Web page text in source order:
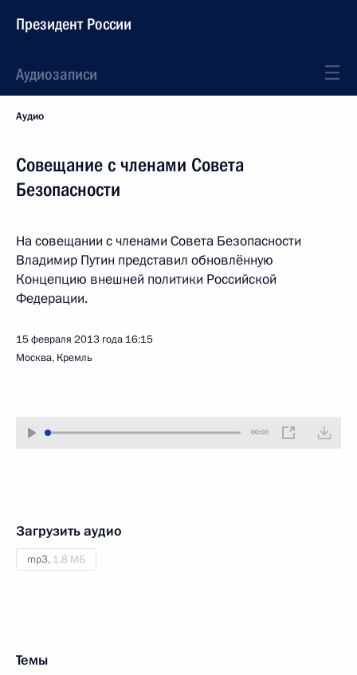
Президент России
Аудиозаписи
Аудио
Совещание с членами Совета
Безопасности
На совещании с членами Совета Безопасности
Владимир Путин представил обновлённую
Концепцию внешней политики Российской
Федерации.
15 февраля 2013 года 16:15
Москва, Кремль
00:00
Загрузить аудио
mp3, 1.8 МБ
Темы